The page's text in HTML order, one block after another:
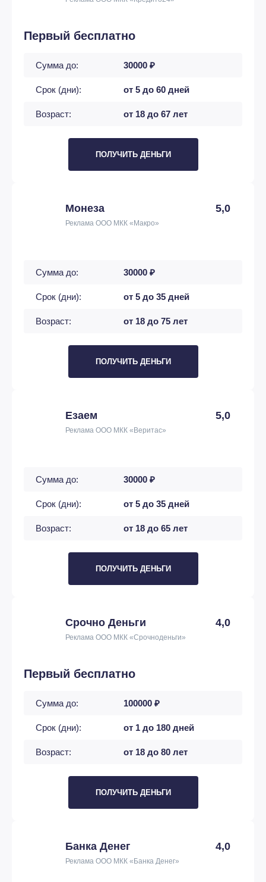
Первый бесплатно
Сумма до: 30000 ₽
Срок (дни): от 5 до 60 дней
Возраст: от 18 до 67 лет
ПОЛУЧИТЬ ДЕНЬГИ
Монеза 5,0
Реклама ООО МКК «Макро»
Сумма до: 30000 ₽
Срок (дни): от 5 до 35 дней
Возраст: от 18 до 75 лет
ПОЛУЧИТЬ ДЕНЬГИ
Езаем 5,0
Реклама ООО МКК «Веритас»
Сумма до: 30000 ₽
Срок (дни): от 5 до 35 дней
Возраст: от 18 до 65 лет
ПОЛУЧИТЬ ДЕНЬГИ
Срочно Деньги 4,0
Реклама ООО МКК «Срочноденьги»
Первый бесплатно
Сумма до: 100000 ₽
Срок (дни): от 1 до 180 дней
Возраст: от 18 до 80 лет
ПОЛУЧИТЬ ДЕНЬГИ
Банка Денег 4,0
Реклама ООО МКК «Банка Денег»